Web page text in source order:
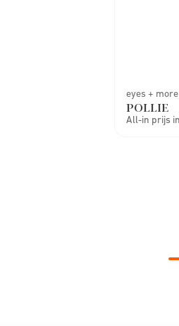
eyes + more
POLLIE
All-in prijs